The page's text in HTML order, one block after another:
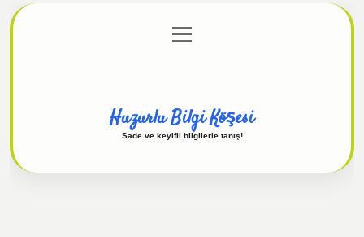
Gizlilik Politikası
menüyü
aç
Huzurlu Bilgi Köşesi
Sade ve keyifli bilgilerle tanış!